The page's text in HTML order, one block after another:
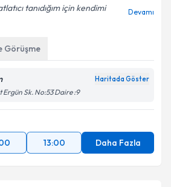
tanıdığım için kendimi
Devamı
Görüşme
Haritada Göster
Ergün Sk. No:53 Daire :9
13:00 Daha Fazla